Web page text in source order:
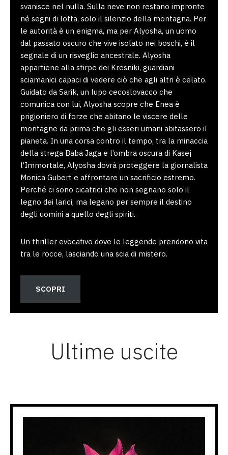
svanisce nel nulla. Sulla neve non restano impronte
né segni di lotta, solo il silenzio della montagna. Per
le autorità è un enigma, ma per Alyosha, un uomo
dal passato oscuro che vive isolato nei boschi, è il
segnale di un risveglio ancestrale. Alyosha
appartiene alla stirpe dei Kresniki, guardiani
sciamanici capaci di vedere ciò che agli altri è celato.
Guidato da Sarik, un lupo cecoslovacco che
comunica con lui, Alyosha scopre che Enea è
prigioniero di forze che abitano le viscere delle
montagne da prima che gli esseri umani abitassero il
pianeta. In una corsa contro il tempo, tra la minaccia
della strega Baba Jaga e l’ombra oscura di Kasej
l’Immortale, Alyosha dovrà proteggere la giornalista
Monica Gubert e affrontare un sacrificio estremo.
Perché ci sono cicatrici che non segnano solo il
legno dei larici, ma legano per sempre il destino
degli uomini a quello degli spiriti.
Un thriller evocativo dove le leggende prendono vita
tra le rocce, lasciando una scia di mistero.
SCOPRI
Ultime uscite